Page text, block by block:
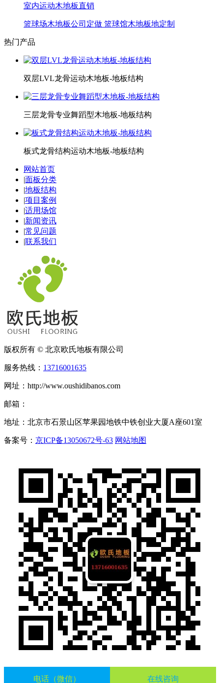
室内运动木地板直销
篮球场木地板公司定做 篮球馆木地板地定制
热门产品
双层LVL龙骨运动木地板-地板结构
三层龙骨专业舞蹈型木地板-地板结构
板式龙骨结构运动木地板-地板结构
网站首页
|面板分类
|地板结构
|项目案例
|适用场馆
|新闻资讯
|常见问题
|联系我们
版权所有 © 北京欧氏地板有限公司
服务热线： 13716001635
网址：http://www.oushidibanos.com
邮箱：
地址：北京市石景山区苹果园地铁中铁创业大厦A座601室
备案号： 京ICP备13050672号-63 网站地图
电话（微信） 在线咨询